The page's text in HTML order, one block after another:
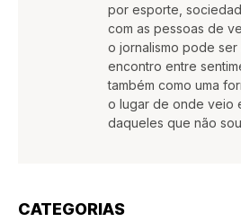
por esporte,
com as pessoas de
o jornalismo pode
encontro entre
também como uma
o lugar de onde veio
daqueles que não
CATEGORIAS